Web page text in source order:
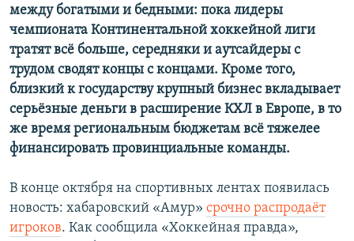
между богатыми и бедными: пока лидеры
чемпионата Континентальной хоккейной лиги
тратят всё больше, середняки и аутсайдеры с
трудом сводят концы с концами. Кроме того,
близкий к государству крупный бизнес вкладывает
серьёзные деньги в расширение КХЛ в Европе, в то
же время региональным бюджетам всё тяжелее
финансировать провинциальные команды.
В конце октября на спортивных лентах появилась
новость: хабаровский «Амур» срочно распродаёт
игроков. Как сообщила «Хоккейная правда»,